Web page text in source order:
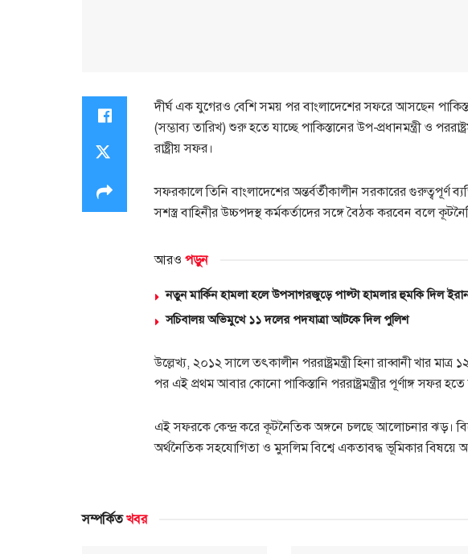
দীর্ঘ এক যুগেরও বেশি সময় পর বাংলাদেশের সফরে আসছেন
(সম্ভাব্য তারিখ) শুরু হতে যাচ্ছে পাকিস্তানের উপ-প্রধানমন্ত্রী ও
রাষ্ট্রীয় সফর।
সফরকালে তিনি বাংলাদেশের অন্তর্বর্তীকালীন সরকারের গুরুত্বপূর্ণ
সশস্ত্র বাহিনীর উচ্চপদস্থ কর্মকর্তাদের সঙ্গে বৈঠক করবেন বলে
আরও পড়ুন
নতুন মার্কিন হামলা হলে উপসাগরজুড়ে পাল্টা হামলার হুমকি দিল
সচিবালয় অভিমুখে ১১ দলের পদযাত্রা আটকে দিল পুলিশ
উল্লেখ্য, ২০১২ সালে তৎকালীন পররাষ্ট্রমন্ত্রী হিনা রাব্বানী খার
পর এই প্রথম আবার কোনো পাকিস্তানি পররাষ্ট্রমন্ত্রীর পূর্ণাঙ্গ সফর হতে
এই সফরকে কেন্দ্র করে কূটনৈতিক অঙ্গনে চলছে আলোচনার ঝড়।
অর্থনৈতিক সহযোগিতা ও মুসলিম বিশ্বে একতাবদ্ধ ভূমিকার বিষয়ে
সম্পর্কিতখবর